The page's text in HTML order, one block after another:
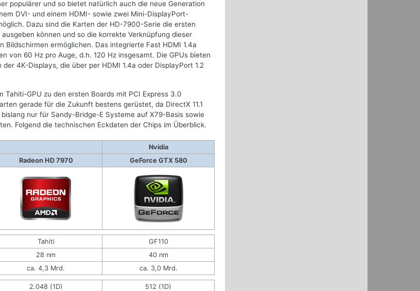
populärer und so bietet natürlich auch die neue Generation
DVI- und einem HDMI- sowie zwei Mini-DisplayPort-
Dazu sind die Karten der HD-7900-Serie die ersten
können und so die korrekte Verknüpfung dieser
ermöglichen. Das integrierte Fast HDMI 1.4a
von 60 Hz pro Auge, d.h. 120 Hz insgesamt. Die GPUs bieten
4K-Displays, die über per HDMI 1.4a oder DisplayPort 1.2
GPU zu den ersten Boards mit PCI Express 3.0
gerade für die Zukunft bestens gerüstet, da DirectX 11.1
nur für Sandy-Bridge-E Systeme auf X79-Basis sowie
Folgend die technischen Eckdaten der Chips im Überblick.
Nvidia
Radeon HD 7970 GeForce GTX 580
Tahiti
GF110
28 nm
40 nm
ca. 4,3 Mrd. ca. 3,0 Mrd.
2.048 (1D) 512 (1D)